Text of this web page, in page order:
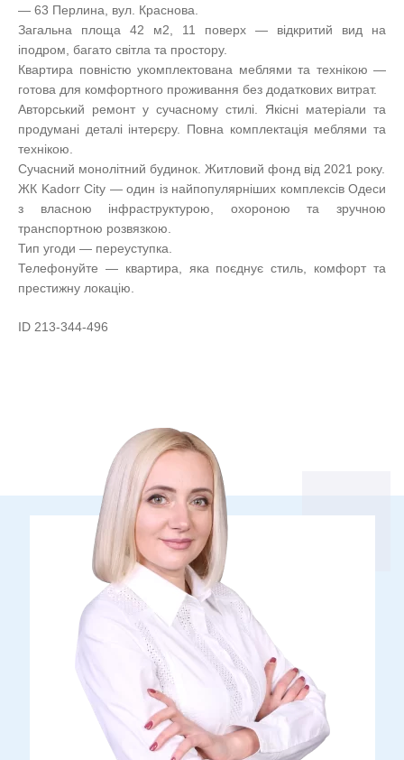
— 63 Перлина, вул. Краснова.
Загальна площа 42 м2, 11 поверх — відкритий вид на
іподром, багато світла та простору.
Квартира повністю укомплектована меблями та технікою —
готова для комфортного проживання без додаткових витрат.
Авторський ремонт у сучасному стилі. Якісні матеріали та
продумані деталі інтерєру. Повна комплектація меблями та
технікою.
Сучасний монолітний будинок. Житловий фонд від 2021 року.
ЖК Kadorr City — один із найпопулярніших комплексів Одеси
з власною інфраструктурою, охороною та зручною
транспортною розвязкою.
Тип угоди — переуступка.
Телефонуйте — квартира, яка поєднує стиль, комфорт та
престижну локацію.
ID 213-344-496